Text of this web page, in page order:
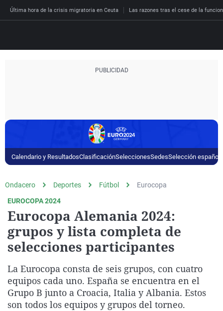
Última hora de la crisis migratoria en Ceuta Las razones tras el cese de la
Deportes
Más noticias
Calendario y ResultadosClasificaciónSeleccionesSedesSelección española
Ondacero Deportes Fútbol
Eurocopa
EUROCOPA 2024
Eurocopa Alemania 2024:
grupos y lista completa de
selecciones participantes
La Eurocopa consta de seis grupos, con cuatro
equipos cada uno. España se encuentra en el
Grupo B junto a Croacia, Italia y Albania. Estos
son todos los equipos y grupos del torneo.